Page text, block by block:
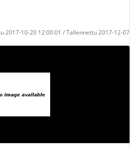
2017-10-20 12:00:01 / Tallennettu 2017-12-07